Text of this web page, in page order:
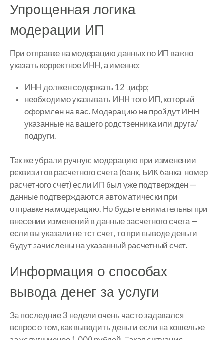
Упрощенная логика
модерации ИП
При отправке на модерацию данных по ИП важно
указать корректное ИНН, а именно:
ИНН должен содержать 12 цифр;
необходимо указывать ИНН того ИП, который
оформлен на вас. Модерацию не пройдут ИНН,
указанные на вашего родственника или друга/
подруги.
Так же убрали ручную модерацию при изменении
реквизитов расчетного счета (банк, БИК банка, номер
расчетного счет) если ИП был уже подтвержден —
данные подтверждаются автоматически при
отправке на модерацию. Но будьте внимательны при
внесении изменений в данные расчетного счета —
если вы указали не тот счет, то при выводе деньги
будут зачислены на указанный расчетный счет.
Информация о способах
вывода денег за услуги
За последние 3 недели очень часто задавался
вопрос о том, как выводить деньги если на кошельке